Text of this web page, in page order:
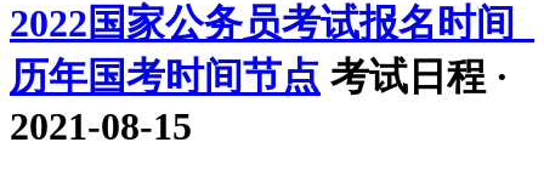
2022国家公务员考试报名时间_
历年国考时间节点 考试日程 ·
2021-08-15